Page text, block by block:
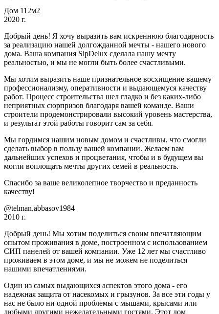
Дом 112м2
2020 г.
Добрый день! Я хочу выразить вам искреннюю благодарность
за реализацию нашей долгожданной мечты - нашего нового
дома. Ваша компания SipDelux сделала нашу мечту
реальностью, и мы не могли быть более счастливыми.
Мы хотим выразить наше признательное восхищение вашему
профессионализму, оперативности и выдающемуся качеству
работ. Процесс строительства шел гладко и без каких-либо
неприятных сюрпризов благодаря вашей команде. Ваши
строители продемонстрировали высокий уровень мастерства,
и результат этой работы говорит сам за себя.
Мы гордимся нашим новым домом и счастливы, что смогли
сделать выбор в пользу вашей компании. Желаем вам
дальнейших успехов и процветания, чтобы и в будущем вы
могли воплощать мечты других семей в реальность.
Спасибо за ваше великолепное творчество и преданность
качеству!
@telman.abbasov1984
2010 г.
Добрый день! Мы хотим поделиться своим впечатляющим
опытом проживания в доме, построенном с использованием
СИП панелей от вашей компании. Уже 12 лет мы счастливо
проживаем в этом доме, и мы не можем не поделиться
нашими впечатлениями.
Один из самых выдающихся аспектов этого дома - его
надежная защита от насекомых и грызунов. За все эти годы у
нас не было ни одной проблемы с мышами, крысами или
любыми другими нежелательными гостями. Этот дом